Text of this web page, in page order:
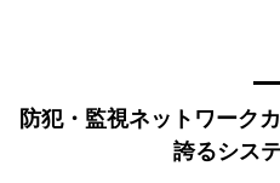
防犯・監視ネットワーク
誇るシス